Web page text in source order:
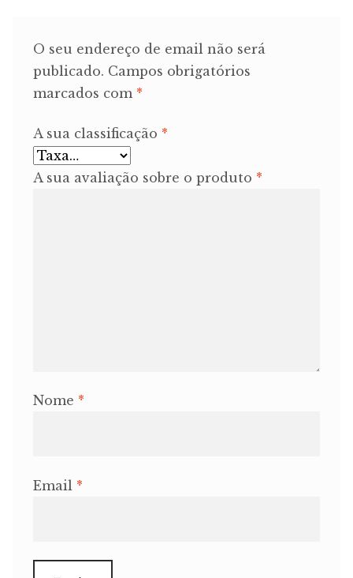
O seu endereço de email não será
publicado. Campos obrigatórios
marcados com *
A sua classificação *
A sua avaliação sobre o produto *
Nome *
Email *